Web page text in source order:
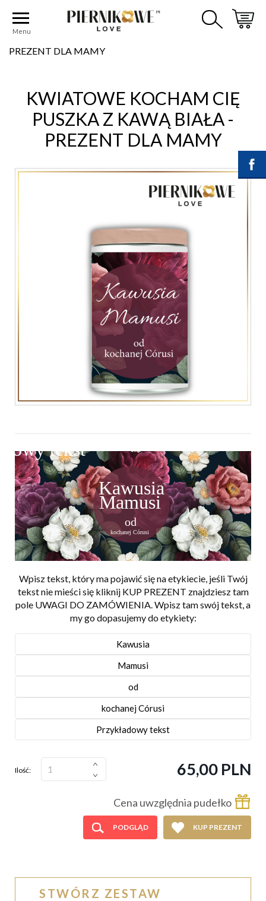
Menu
Strona główna
ZESTAWY PREZENTOWE
ZESTAWY PREZENTOWE Z KAWĄ
PREZENT DLA MAMY
KWIATOWE KOCHAM CIĘ
PUSZKA Z KAWĄ BIAŁA -
PREZENT DLA MAMY
Wpisz tekst, który ma pojawić się na etykiecie, jeśli Twój
tekst nie mieści się kliknij KUP PREZENT znajdziesz tam
pole UWAGI DO ZAMÓWIENIA. Wpisz tam swój tekst, a
my go dopasujemy do etykiety:
Ilość: 65,00 PLN
Cena uwzględnia pudełko
KUP PREZENT
PODGLĄD
STWÓRZ ZESTAW